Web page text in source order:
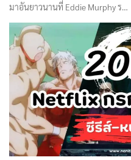
มาอันยาวนานที่ Eddie Murphy ร…